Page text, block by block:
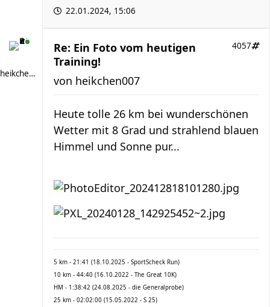
22.01.2024, 15:06
heikchen007
Re: Ein Foto vom heutigen
Training!
4057
von heikchen007
Heute tolle 26 km bei wunderschönen
Wetter mit 8 Grad und strahlend blauen
Himmel und Sonne pur...
5 km - 21:41 (18.10.2025 - SportScheck Run)
10 km - 44:40 (16.10.2022 - The Great 10K)
HM - 1:38:42 (24.08.2025 - die Generalprobe)
25 km - 02:02:00 (15.05.2022 - S 25)